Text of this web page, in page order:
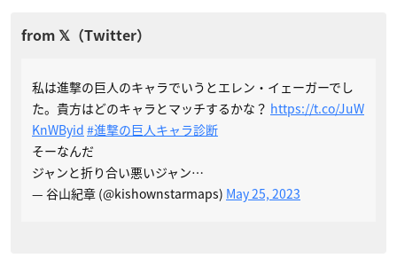
私は進撃の巨人のキャラでいうとエレン・イェーガーでし
た。貴方はどのキャラとマッチするかな？ https://t.co/JuW
KnWByid #進撃の巨人キャラ診断
そーなんだ
ジャンと折り合い悪いジャン…
— 谷山紀章 (@kishownstarmaps) May 25, 2023